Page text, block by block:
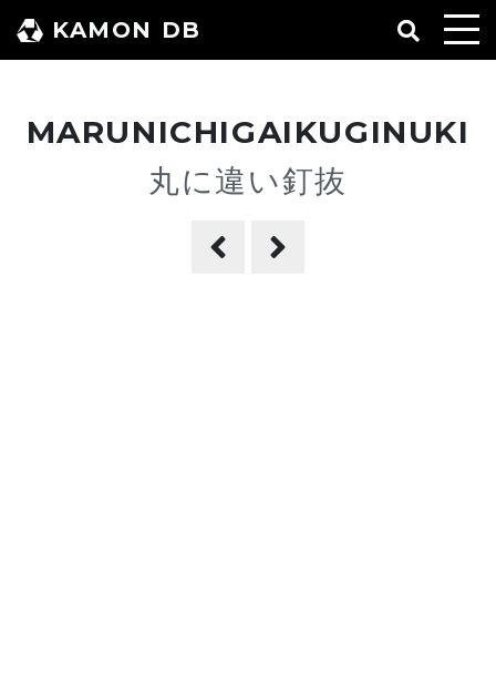
ン
KAMON DB
MARUNICHIGAIKUGINUKI
丸に違い釘抜